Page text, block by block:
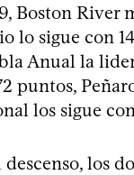
Boston River
lo sigue con
Anual la
puntos,
los sigue
los